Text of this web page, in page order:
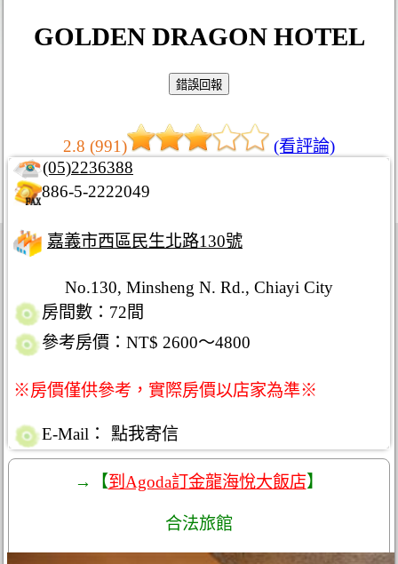
GOLDEN DRAGON HOTEL
2.8 (991)
(看評論)
(05)2236388
886-5-2222049
嘉義市西區民生北路130號
No.130, Minsheng N. Rd., Chiayi City
房間數：72間
參考房價：NT$ 2600～4800
※房價僅供參考，實際房價以店家為準※
E-Mail： 點我寄信
→【到Agoda訂金龍海悅大飯店】
合法旅館